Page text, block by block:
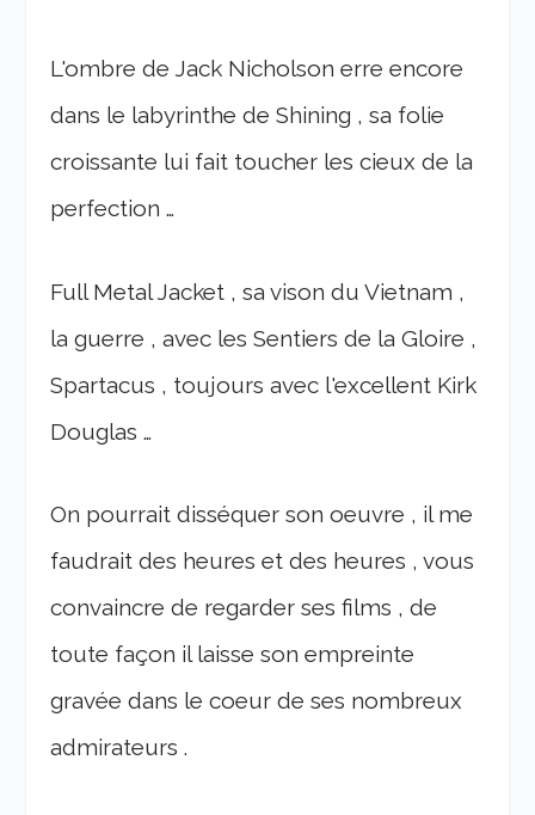
L'ombre de Jack Nicholson erre encore
dans le labyrinthe de Shining , sa folie
croissante lui fait toucher les cieux de la
perfection …
Full Metal Jacket , sa vison du Vietnam ,
la guerre , avec les Sentiers de la Gloire ,
Spartacus , toujours avec l'excellent Kirk
Douglas …
On pourrait disséquer son oeuvre , il me
faudrait des heures et des heures , vous
convaincre de regarder ses films , de
toute façon il laisse son empreinte
gravée dans le coeur de ses nombreux
admirateurs .